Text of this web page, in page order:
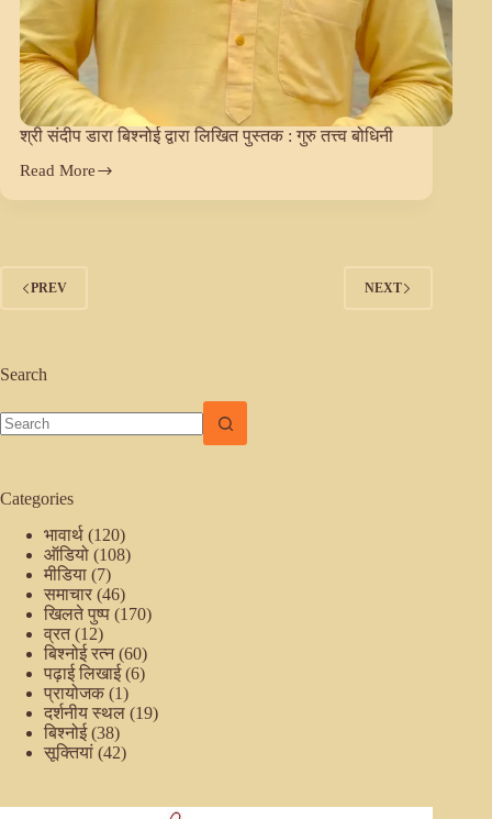
श्री संदीप डारा बिश्नोई द्वारा लिखित पुस्तक : गुरु तत्त्व बोधिनी
Read More
श्री
पुस्तक
बोधिनी
PREV NEXT
Search
Categories
भावार्थ (120)
ऑडियो (108)
मीडिया (7)
समाचार (46)
खिलते पुष्प (170)
व्रत(12)
बिश्नोई रत्न(60)
पढ़ाई लिखाई(6)
प्रायोजक (1)
दर्शनीय स्थल (19)
बिश्नोई(38)
सूक्तियां (42)